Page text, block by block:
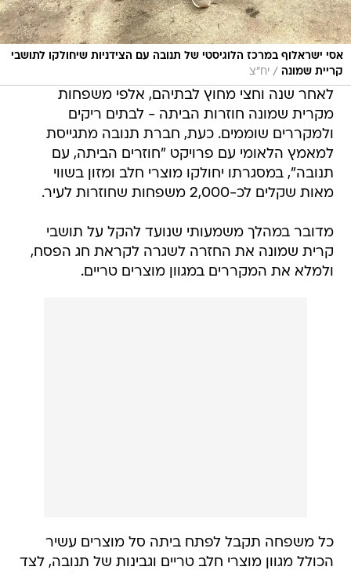
אסי ישראלוף במרכז הלוגיסטי של תנובה עם הצידניות שיחולקו לתושבי
קריית שמונה / יח"צ
לאחר שנה וחצי מחוץ לבתיהם, אלפי משפחות
מקרית שמונה חוזרות הביתה - לבתים ריקים
ולמקררים שוממים. כעת, חברת תנובה מתגייסת
למאמץ הלאומי עם פרויקט "חוזרים הביתה, עם
תנובה", במסגרתו יחולקו מוצרי חלב ומזון בשווי
מאות שקלים לכ-2,000 משפחות שחוזרות לעיר.
מדובר במהלך משמעותי שנועד להקל על תושבי
קרית שמונה את החזרה לשגרה לקראת חג הפסח,
ולמלא את המקררים במגוון מוצרים טריים.
כל משפחה תקבל לפתח ביתה סל מוצרים עשיר
הכולל מגוון מוצרי חלב טריים וגבינות של תנובה, לצד